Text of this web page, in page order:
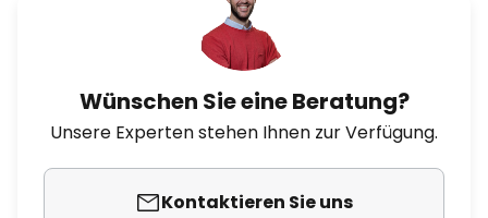
Wünschen Sie eine Beratung?
Unsere Experten stehen Ihnen zur Verfügung.
Kontaktieren Sie uns